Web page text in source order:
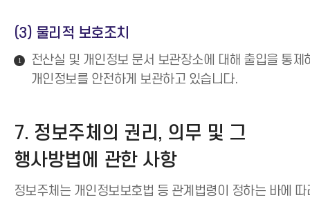
(3) 물리적 보호조치
1
전산실 및 개인정보 문서 보관장소에 대해 출입을 통제
개인정보를 안전하게 보관하고 있습니다.
7. 정보주체의 권리, 의무 및 그
행사방법에 관한 사항
정보주체는 개인정보보호법 등 관계법령이 정하는 바에 따